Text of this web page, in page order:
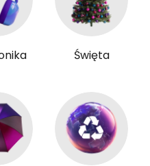
Święta